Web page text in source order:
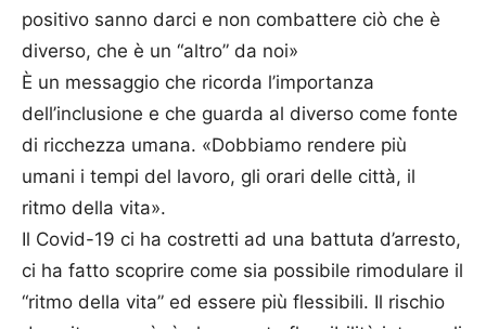
positivo sanno darci e non combattere ciò che è
diverso, che è un “altro” da noi»
È un messaggio che ricorda l’importanza
dell’inclusione e che guarda al diverso come fonte
di ricchezza umana. «Dobbiamo rendere più
umani i tempi del lavoro, gli orari delle città, il
ritmo della vita».
Il Covid-19 ci ha costretti ad una battuta d’arresto,
ci ha fatto scoprire come sia possibile rimodulare il
“ritmo della vita” ed essere più flessibili. Il rischio